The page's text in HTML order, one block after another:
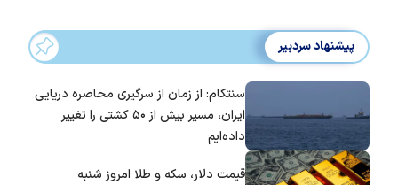
پیشنهاد سردبیر
سنتکام: از زمان از سرگیری محاصره دریایی
ایران، مسیر بیش از ۵۰ کشتی را تغییر
داده‌ایم
قیمت دلار، سکه و طلا امروز شنبه